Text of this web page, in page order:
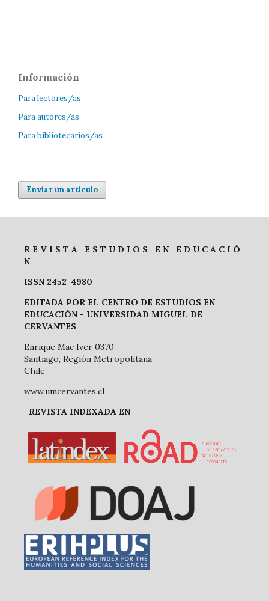
Información
Para lectores/as
Para autores/as
Para bibliotecarios/as
Enviar un artículo
R E V I S T A E S T U D I O S E N E D U C A C I Ó
N
ISSN 2452-4980
EDITADA POR EL CENTRO DE ESTUDIOS EN
EDUCACIÓN - UNIVERSIDAD MIGUEL DE
CERVANTES
Enrique Mac Iver 0370
Santiago, Región Metropolitana
Chile
www.umcervantes.cl
REVISTA INDEXADA EN